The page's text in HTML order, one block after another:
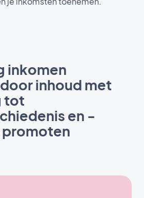
inkomen
inhoud met
tot
en -